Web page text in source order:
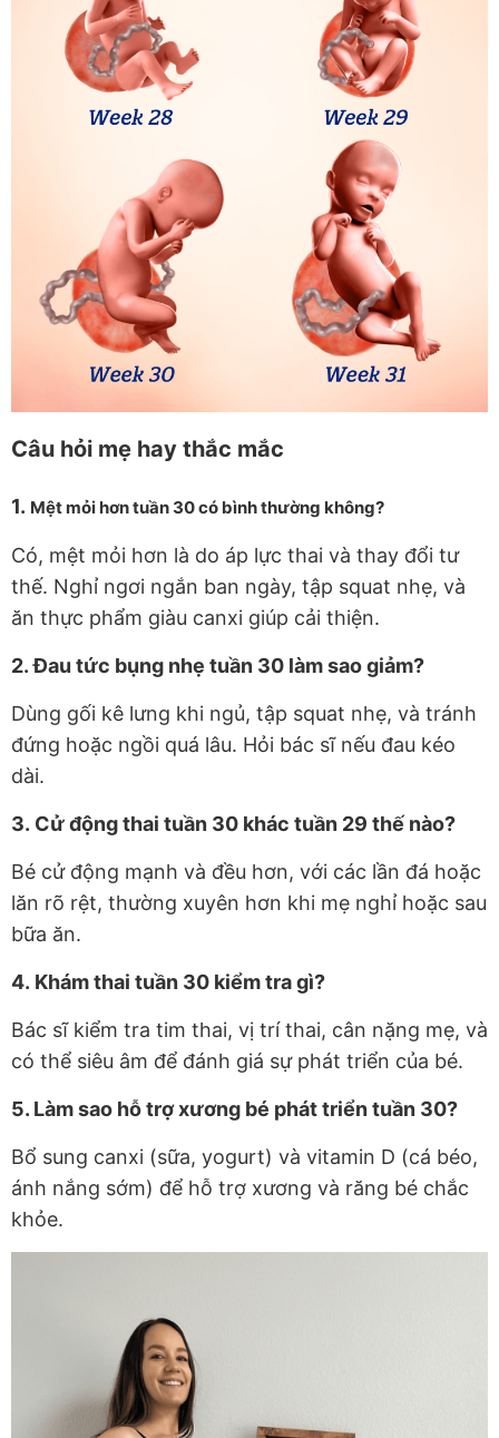
Câu hỏi mẹ hay thắc mắc
1. Mệt mỏi hơn tuần 30 có bình thường không?
Có, mệt mỏi hơn là do áp lực thai và thay đổi tư
thế. Nghỉ ngơi ngắn ban ngày, tập squat nhẹ, và
ăn thực phẩm giàu canxi giúp cải thiện.
2.Đau tức bụng nhẹ tuần 30 làm sao giảm?
Dùng gối kê lưng khi ngủ, tập squat nhẹ, và tránh
đứng hoặc ngồi quá lâu. Hỏi bác sĩ nếu đau kéo
dài.
3. Cử động thai tuần 30 khác tuần 29 thế nào?
Bé cử động mạnh và đều hơn, với các lần đá hoặc
lăn rõ rệt, thường xuyên hơn khi mẹ nghỉ hoặc sau
bữa ăn.
4. Khám thai tuần 30 kiểm tra gì?
Bác sĩ kiểm tra tim thai, vị trí thai, cân nặng mẹ, và
có thể siêu âm để đánh giá sự phát triển của bé.
5. Làm sao hỗ trợ xương bé phát triển tuần 30?
Bổ sung canxi (sữa, yogurt) và vitamin D (cá béo,
ánh nắng sớm) để hỗ trợ xương và răng bé chắc
khỏe.